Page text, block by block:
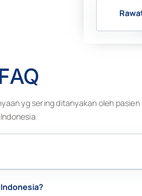
AQ
yg sering ditanyakan oleh pasien
Indonesia